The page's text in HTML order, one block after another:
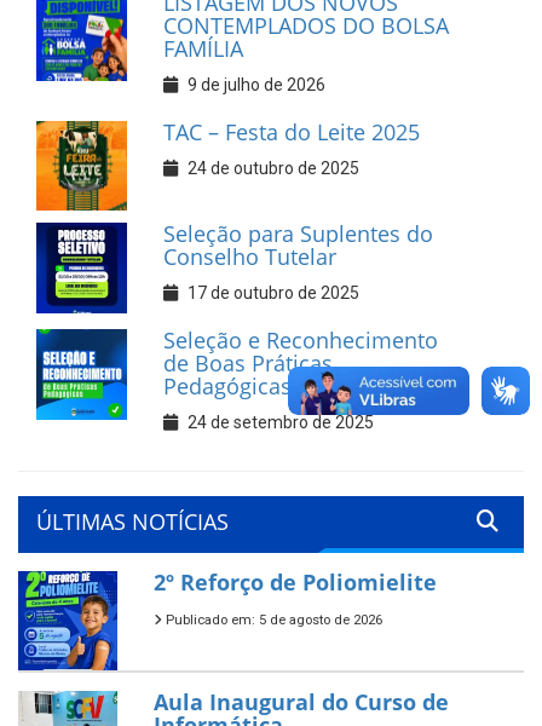
CONTEMPLADOS DO BOLSA
FAMÍLIA
9 de julho de 2026
TAC – Festa do Leite 2025
24 de outubro de 2025
Seleção para Suplentes do
Conselho Tutelar
17 de outubro de 2025
Seleção e Reconhecimento
de Boas Práticas
Pedagógicas
24 de setembro de 2025
ÚLTIMAS NOTÍCIAS
2º Reforço de Poliomielite
Publicado em: 5 de agosto de 2026
Aula Inaugural do Curso de